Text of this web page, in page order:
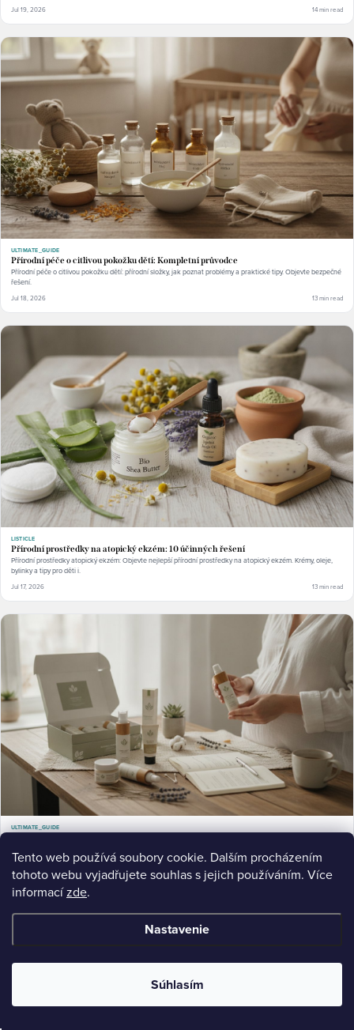
Tento web používá soubory cookie. Dalším procházením
tohoto webu vyjadřujete souhlas s jejich používáním. Více
informacízde.
Nastavenie
Súhlasím
Jul 19, 2026 14 min read
ULTIMATE_GUIDE
Přírodní péče o citlivou pokožku dětí: Kompletní průvodce
Přírodní péče o citlivou pokožku dětí: přírodní složky, jak poznat problémy a praktické tipy. Objevte bezpečné
řešení.
Jul 18, 2026 13 min read
LISTICLE
Přírodní prostředky na atopický ekzém: 10 účinných řešení
Přírodní prostředky atopický ekzém: Objevte nejlepší přírodní prostředky na atopický ekzém. Krémy, oleje,
bylinky a tipy pro děti i.
Jul 17, 2026 13 min read
ULTIMATE_GUIDE
složkami, přírodními alternativami a.
Jul 16, 2026 11 min read